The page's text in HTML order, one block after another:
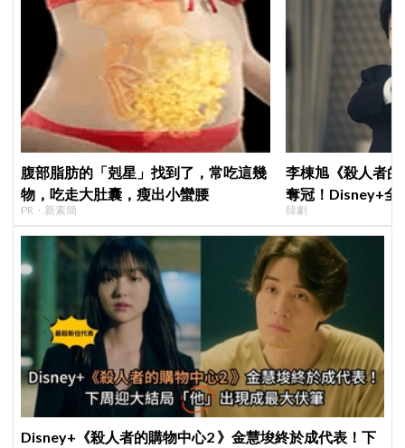
腹部脂肪的「剋星」找到了，常吃這幾
物，吃走大肚囊，瘦出小蠻腰
PR・新素簡
李棟旭《殺人者
奪冠！Disney+全
紀錄
韓劇
Disney+《殺人者的購物中心2 》金慧埈終於成代表！下